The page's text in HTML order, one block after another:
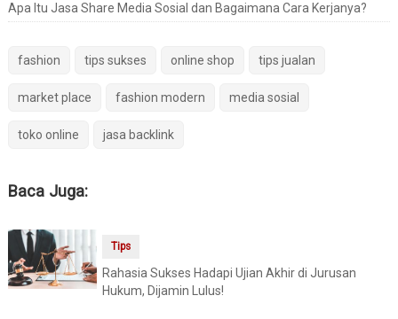
Apa Itu Jasa Share Media Sosial dan Bagaimana Cara Kerjanya?
fashion tips sukses online shop tips jualan
market place fashion modern media sosial
toko online jasa backlink
Baca Juga:
Tips
Rahasia Sukses Hadapi Ujian Akhir di Jurusan
Hukum, Dijamin Lulus!